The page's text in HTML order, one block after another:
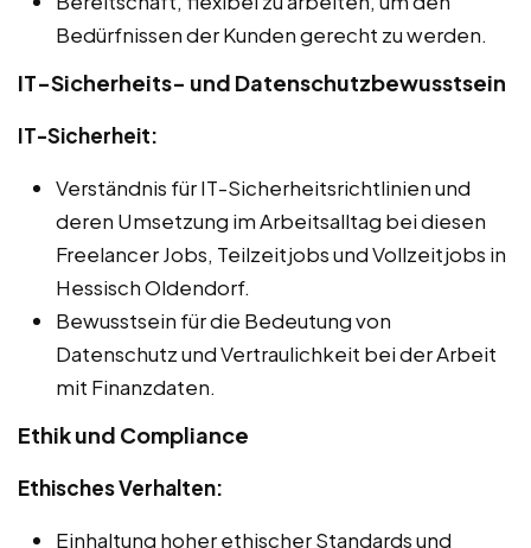
Bedürfnissen der Kunden gerecht zu werden.
IT-Sicherheits- und Datenschutzbewusstsein
IT-Sicherheit:
Verständnis für IT-Sicherheitsrichtlinien und
deren Umsetzung im Arbeitsalltag bei diesen
Freelancer Jobs, Teilzeitjobs und Vollzeitjobs in
Hessisch Oldendorf.
Bewusstsein für die Bedeutung von
Datenschutz und Vertraulichkeit bei der Arbeit
mit Finanzdaten.
Ethik und Compliance
Ethisches Verhalten:
Einhaltung hoher ethischer Standards und